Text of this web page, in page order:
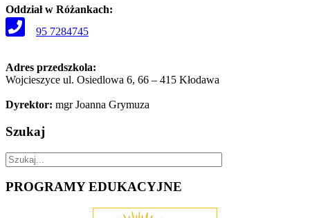
Oddział w Różankach:
95 7284745
Adres przedszkola:
Wojcieszyce ul. Osiedlowa 6, 66 – 415 Kłodawa
Dyrektor: mgr Joanna Grymuza
Szukaj
PROGRAMYEDUKACYJNE